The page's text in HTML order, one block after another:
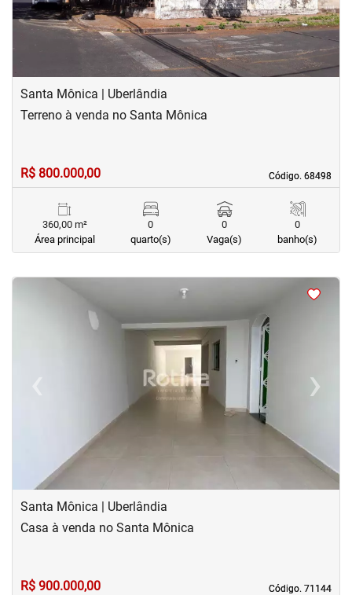
Santa Mônica | Uberlândia
Código. 68498
Código. 68498
Terreno à venda no Santa Mônica
R$ 800.000,00
360,00 m²
Área principal
0
quarto(s)
0
Vaga(s)
0
banho(s)
›Next
Santa Mônica | Uberlândia
Código. 71144
Código. 71144
Casa à venda no Santa Mônica
R$ 900.000,00